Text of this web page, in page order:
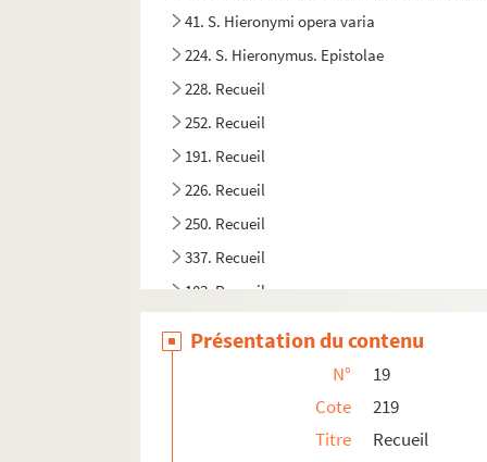
41. S. Hieronymi opera varia
224. S. Hieronymus. Epistolae
228. Recueil
252. Recueil
191. Recueil
226. Recueil
250. Recueil
337. Recueil
103. Recueil
Présentation du contenu
N°
19
Cote
219
Titre
Recueil